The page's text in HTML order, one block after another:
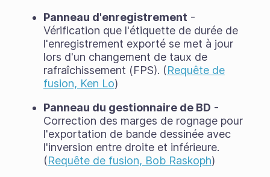
Panneau d'enregistrement -
Vérification que l'étiquette de durée de
l'enregistrement exporté se met à jour
lors d'un changement de taux de
rafraîchissement (FPS). (Requête de
fusion, Ken Lo)
Panneau du gestionnaire de BD -
Correction des marges de rognage pour
l'exportation de bande dessinée avec
l'inversion entre droite et inférieure.
(Requête de fusion, Bob Raskoph)